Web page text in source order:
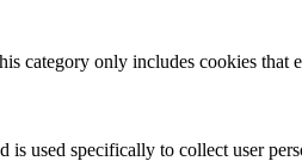
category only includes cookies
used specifically to collect user